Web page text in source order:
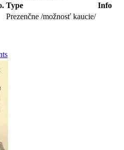
Type
Info
Prezenčne /možnosť kaucie/